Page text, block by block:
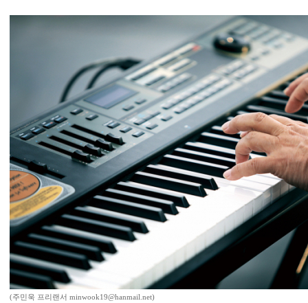
(주민욱 프리랜서 minwook19@hanmail.net)